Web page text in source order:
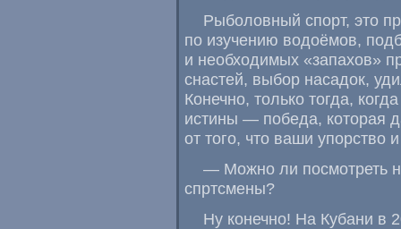
Рыболовный спорт, это
по изучению водоёмов,
и необходимых «запахов»
снастей, выбор насадок,
Конечно, только тогда,
истины — победа, которая
от того, что ваши упорство
— Можно ли посмотреть
спртсмены?
Ну конечно! На Кубани в